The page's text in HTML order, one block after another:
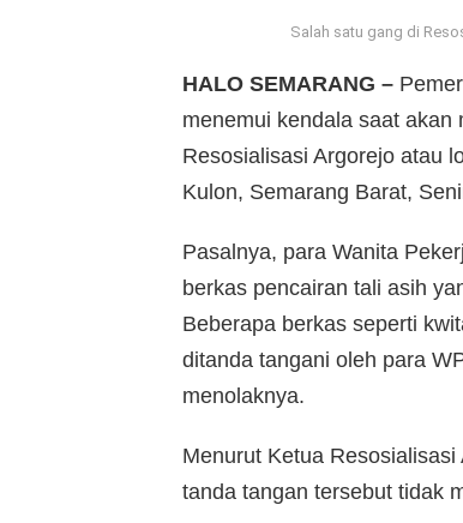
Salah satu gang di
HALO SEMARANG –
menemui kendala saat akan
Resosialisasi Argorejo atau
Kulon, Semarang Barat,
Pasalnya, para Wanita
berkas pencairan tali asih
Beberapa berkas seperti
ditanda tangani oleh para
menolaknya.
Menurut Ketua
tanda tangan tersebut tidak